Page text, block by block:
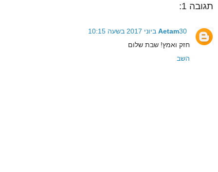
תגובה 1:
Aetam30 ביוני 2017 בשעה 10:15
חזק ואמץ! שבת שלום
השב